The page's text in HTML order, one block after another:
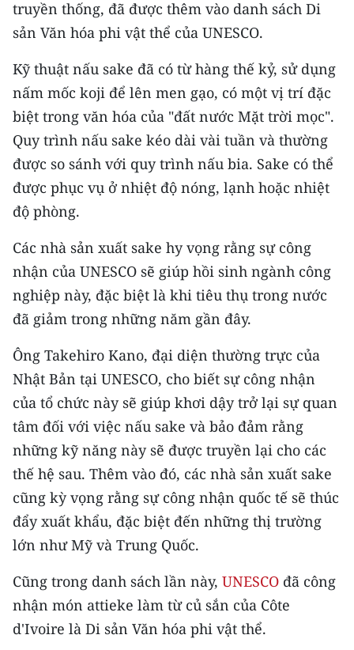
CHƯƠNG TRÌNH OCOP - MỖI XÃ
MỘT SẢN PHẨM
RADIO
MEDIA CENTER
E-Magazine
Video
Media Chính trị
Media Kinh tế
Media Văn hóa
Media Xã hội
Media Pháp luật
Media Du lịch
Media Thế giới
Media Thể thao
Media Giáo dục
Media Y tế
Media Môi trường
Ảnh
truyền thống, đã được thêm vào danh sách Di
sản Văn hóa phi vật thể của UNESCO.
Kỹ thuật nấu sake đã có từ hàng thế kỷ, sử dụng
nấm mốc koji để lên men gạo, có một vị trí đặc
biệt trong văn hóa của "đất nước Mặt trời mọc".
Quy trình nấu sake kéo dài vài tuần và thường
được so sánh với quy trình nấu bia. Sake có thể
được phục vụ ở nhiệt độ nóng, lạnh hoặc nhiệt
độ phòng.
Các nhà sản xuất sake hy vọng rằng sự công
nhận của UNESCO sẽ giúp hồi sinh ngành công
nghiệp này, đặc biệt là khi tiêu thụ trong nước
đã giảm trong những năm gần đây.
Ông Takehiro Kano, đại diện thường trực của
Nhật Bản tại UNESCO, cho biết sự công nhận
của tổ chức này sẽ giúp khơi dậy trở lại sự quan
tâm đối với việc nấu sake và bảo đảm rằng
những kỹ năng này sẽ được truyền lại cho các
thế hệ sau. Thêm vào đó, các nhà sản xuất sake
cũng kỳ vọng rằng sự công nhận quốc tế sẽ thúc
đẩy xuất khẩu, đặc biệt đến những thị trường
lớn như Mỹ và Trung Quốc.
Cũng trong danh sách lần này, UNESCO đã công
nhận món attieke làm từ củ sắn của Côte
d'Ivoire là Di sản Văn hóa phi vật thể.